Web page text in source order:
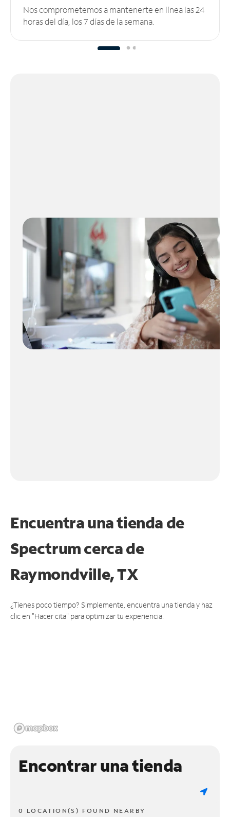
Nos comprometemos a mantenerte en línea las 24
horas del día, los 7 días de la semana.
Encuentra una tienda de
Spectrumcerca de
Raymondville, TX
¿Tienes poco tiempo? Simplemente, encuentra una tienda y haz
clic en "Hacer cita" para optimizar tu experiencia.
Encontrar una tienda
0 LOCATION(S) FOUND NEARBY